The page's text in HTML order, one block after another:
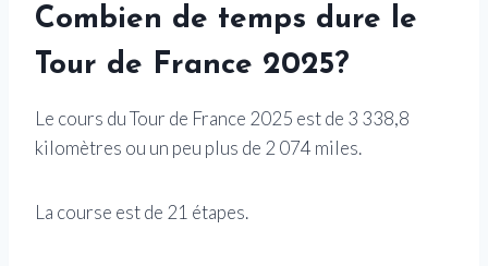
Combien de temps dure le
Tour de France 2025?
Le cours du Tour de France 2025 est de 3 338,8
kilomètres ou un peu plus de 2 074 miles.
La course est de 21 étapes.